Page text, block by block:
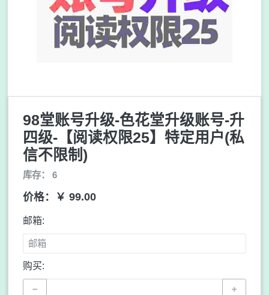
98堂账号升级-色花堂升级账号-升
四级-【阅读权限25】特定用户(私
信不限制)
库存： 6
价格：￥ 99.00
邮箱:
购买:
− +